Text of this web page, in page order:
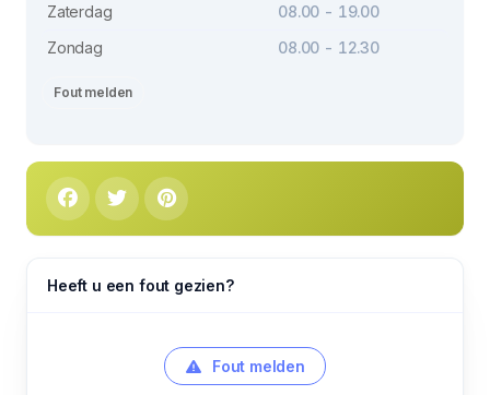
Zaterdag
08.00 - 19.00
Zondag
08.00 - 12.30
Fout melden
Heeft u een fout gezien?
Fout melden